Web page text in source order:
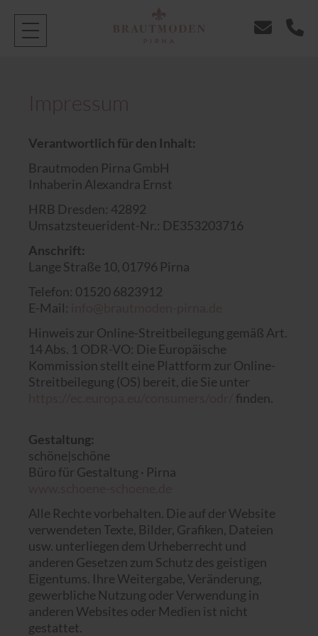
Impressum
Verantwortlich für den Inhalt:
Brautmoden Pirna GmbH
Inhaberin Alexandra Ernst
HRB Dresden: 42892
Umsatzsteuerident-Nr.: DE353203716
Anschrift:
Lange Straße 10, 01796 Pirna
Telefon: 01520 6823912
E-Mail:
Hinweis zur Online-Streitbeilegung gemäß Art.
14 Abs. 1 ODR-VO: Die Europäische
Kommission stellt eine Plattform zur Online-
Streitbeilegung (OS) bereit, die Sie unter
finden.
Gestaltung:
schöne|schöne
Büro für Gestaltung · Pirna
Alle Rechte vorbehalten. Die auf der Website
verwendeten Texte, Bilder, Grafiken, Dateien
usw. unterliegen dem Urheberrecht und
anderen Gesetzen zum Schutz des geistigen
Eigentums. Ihre Weitergabe, Veränderung,
gewerbliche Nutzung oder Verwendung in
anderen Websites oder Medien ist nicht
gestattet.